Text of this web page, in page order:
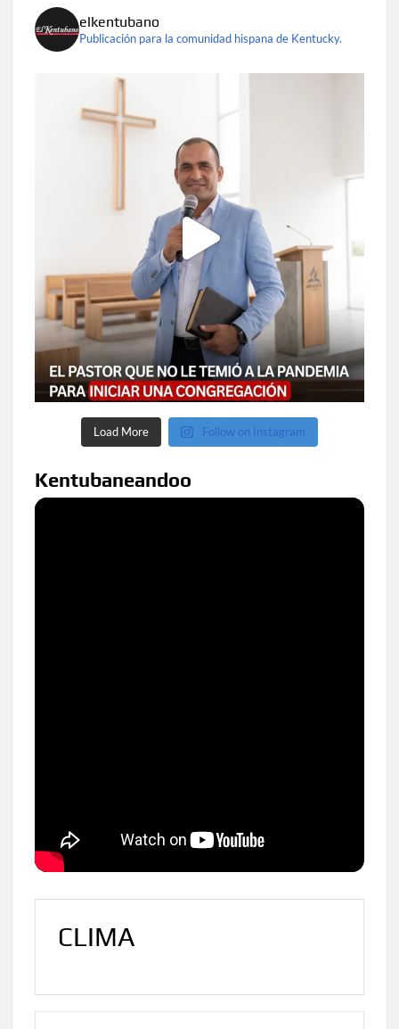
elkentubano
Publicación para la comunidad hispana de Kentucky.
Load More Follow on Instagram
Kentubaneandoo
CLIMA